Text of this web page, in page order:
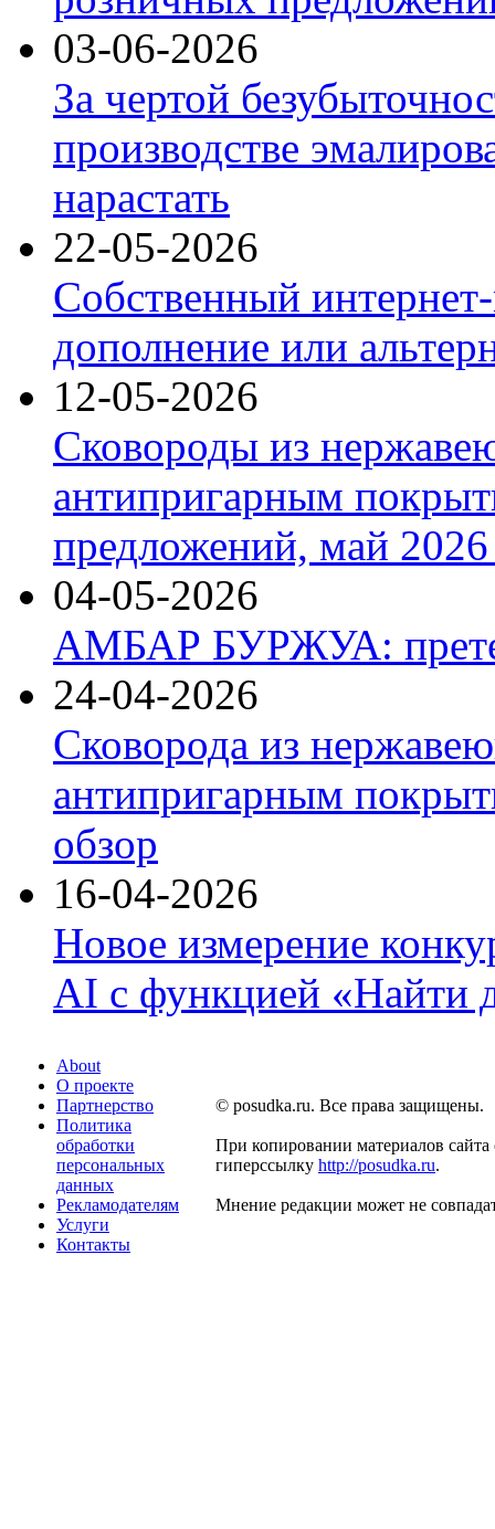
03-06-2026
За чертой
производстве
нарастать
22-05-2026
Собственный
дополнение или
12-05-2026
Сковороды из
антипригарным
предложений, май 2026
04-05-2026
АМБАР БУРЖУА:
24-04-2026
Сковорода из
антипригарным
обзор
16-04-2026
Новое измерение
AI с функцией «Найти
About
О проекте
Партнерство
Политика
обработки
персональных
данных
Рекламодателям
Услуги
Контакты
© posudka.ru. Все права защищены.
При копировании материалов сайта
гиперссылку http://posudka.ru.
Мнение редакции может не